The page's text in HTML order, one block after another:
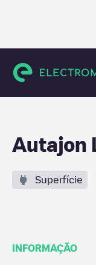
Wommelgem
Autajon
Superfície
INFORMAÇÃO